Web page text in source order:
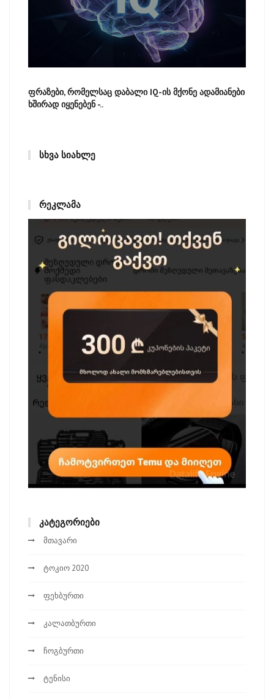
ფრაზები, რომელსაც დაბალი IQ-ის მქონე ადამიანები
ხშირად იყენებენ -..
ᲡᲮᲕᲐ ᲡᲘᲐᲮᲚᲔ
ᲠᲔᲙᲚᲐᲛᲐ
ᲙᲐᲢᲔᲒᲝᲠᲘᲔᲑᲘ
მთავარი
ტოკიო 2020
ფეხბურთი
კალათბურთი
ჩოგბურთი
ტენისი